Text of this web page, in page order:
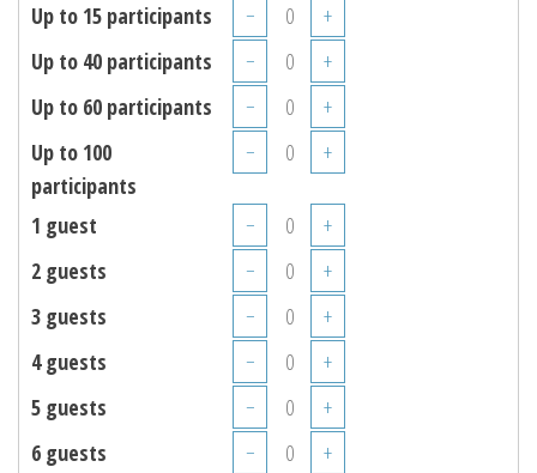
Up to 15 participants −
+
Up to 40 participants
−
+
Up to 60 participants
−
+
Up to 100
participants
− +
1 guest −
+
2 guests
−
+
3 guests
−
+
4 guests
−
+
5 guests
−
+
6 guests
−
+